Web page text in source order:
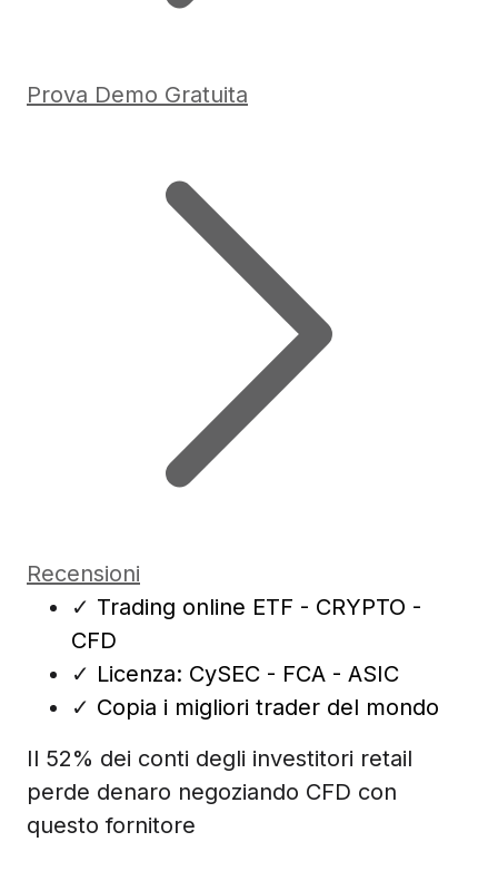
Prova Demo Gratuita
Recensioni
✓ Trading online ETF - CRYPTO -
CFD
✓ Licenza: CySEC - FCA - ASIC
✓ Copia i migliori trader del mondo
Il 52% dei conti degli investitori retail
perde denaro negoziando CFD con
questo fornitore